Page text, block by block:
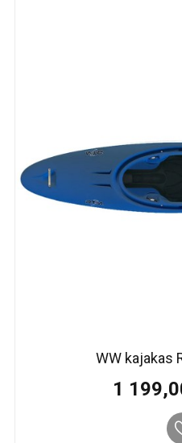
WW kajakas
1